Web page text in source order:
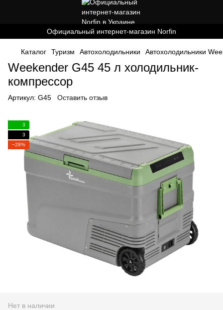
Официальный интернет-магазин Norfin
Каталог Туризм Автохолодильники Автохолодильники
Weekender G45 45 л холодильник-
компрессор
Артикул: G45 Оставить отзыв
3
3
−28%
Нет в наличии